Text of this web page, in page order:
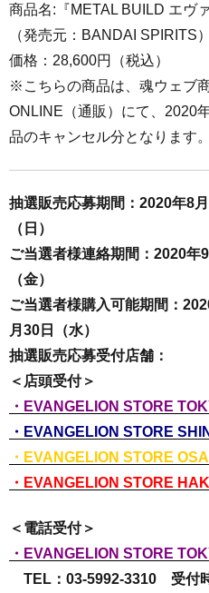
商品名:『METAL BUILD エヴ
（発売元：BANDAI SPIRITS）
価格：28,600円（税込）
※こちらの商品は、魂ウェブ
ONLINE（通販）にて、2020
品のキャンセル分となります。
抽選販売応募期間：2020年8
（日）
ご当選者様連絡期間：2020年
（金）
ご当選者様購入可能期間：
月30日（水）
抽選販売応募受付店舗：
＜店頭受付＞
・EVANGELION STORE
・EVANGELION STORE
・EVANGELION STORE
・EVANGELION STORE
＜電話受付＞
・EVANGELION STORE
TEL：03-5992-3310 受付